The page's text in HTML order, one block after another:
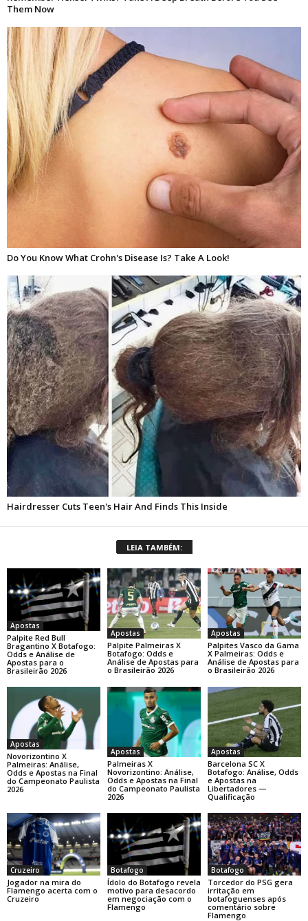
LEIA TAMBÉM:
Apostas
Palpite Red Bull
Bragantino X Botafogo:
Odds e Análise de
Apostas para o
Brasileirão 2026
Apostas
Palpite Palmeiras X
Botafogo: Odds e
Análise de Apostas para
o Brasileirão 2026
Apostas
Palpites Vasco da Gama
X Palmeiras: Odds e
Análise de Apostas para
o Brasileirão 2026
Apostas
Novorizontino X
Palmeiras: Análise,
Odds e Apostas na Final
do Campeonato Paulista
2026
Apostas
Palmeiras X
Novorizontino: Análise,
Odds e Apostas na Final
do Campeonato Paulista
2026
Apostas
Barcelona SC X
Botafogo: Análise, Odds
e Apostas na
Libertadores —
Qualificação
Cruzeiro
Jogador na mira do
Flamengo acerta com o
Cruzeiro
Botafogo
Ídolo do Botafogo revela
motivo para desacordo
em negociação com o
Flamengo
Botafogo
Torcedor do PSG gera
irritação em
botafoguenses após
comentário sobre
Flamengo